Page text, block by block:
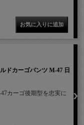
ドカーゴパンツ M-47 日
カーゴ後期型を忠実に